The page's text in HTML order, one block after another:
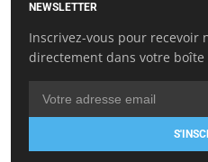
NEWSLETTER
Inscrivez-vous pour recevoir
directement dans votre boîte